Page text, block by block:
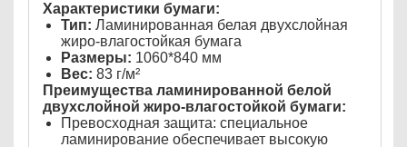
Характеристики бумаги:
Тип: Ламинированная белая двухслойная
жиро-влагостойкая бумага
Размеры: 1060*840 мм
Вес: 83 г/м²
Преимущества ламинированной белой
двухслойной жиро-влагостойкой бумаги:
Превосходная защита: специальное
ламинирование обеспечивает высокую